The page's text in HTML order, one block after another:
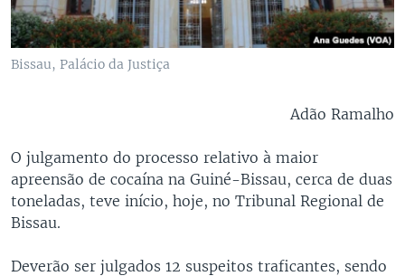
Bissau, Palácio da Justiça
Adão Ramalho
O julgamento do processo relativo à maior
apreensão de cocaína na Guiné-Bissau, cerca de duas
toneladas, teve início, hoje, no Tribunal Regional de
Bissau.
Deverão ser julgados 12 suspeitos traficantes, sendo